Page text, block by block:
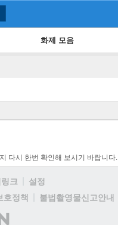
화제 모음
다시 한번 확인해 보시기 바랍니다.
크
설정
호정책
불법촬영물신고안내